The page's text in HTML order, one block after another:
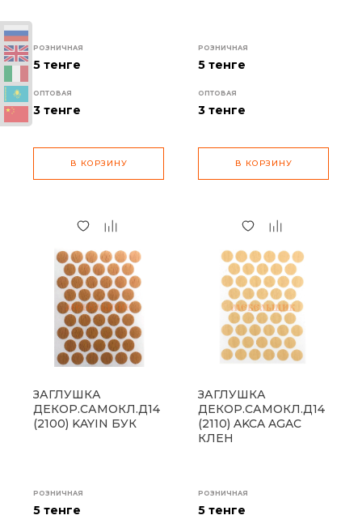
РОЗНИЧНАЯ
5 тенге
ОПТОВАЯ
3 тенге
В КОРЗИНУ
РОЗНИЧНАЯ
5 тенге
ОПТОВАЯ
3 тенге
В КОРЗИНУ
ЗАГЛУШКА
ДЕКОР.САМОКЛ.Д14
(2100) KAYIN БУК
РОЗНИЧНАЯ
5 тенге
ЗАГЛУШКА
ДЕКОР.САМОКЛ.Д14
(2110) AKCA AGAC
КЛЕН
РОЗНИЧНАЯ
5 тенге